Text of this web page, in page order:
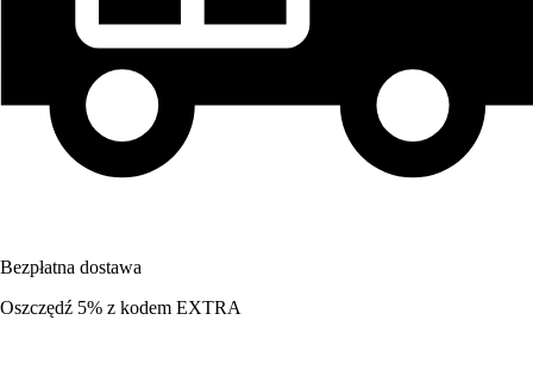
Bezpłatna dostawa
Oszczędź 5% z kodem EXTRA